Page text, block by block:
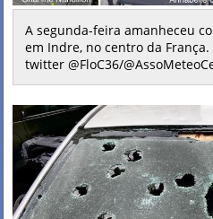
A segunda-feira amanheceu
em Indre, no centro da
twitter @FloC36/